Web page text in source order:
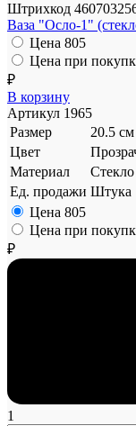
Штрихкод
Ваза "Осло-1"
Цена 805
Цена при
₽
В корзину
Артикул 1965
Размер
20.5 см
Цвет
Материал
Стекло
Ед. продажи Штука
Цена 805
Цена при
₽
1